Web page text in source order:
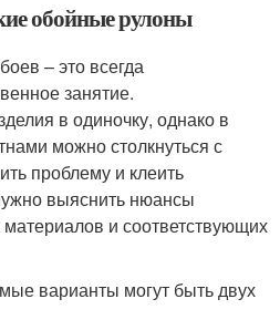
обойные рулоны
– это всегда
занятие.
в одиночку, однако в
можно столкнуться с
проблему и клеить
выяснить нюансы
и соответствующих
варианты могут быть двух